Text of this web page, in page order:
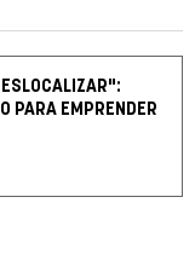
PARA EMPRENDER